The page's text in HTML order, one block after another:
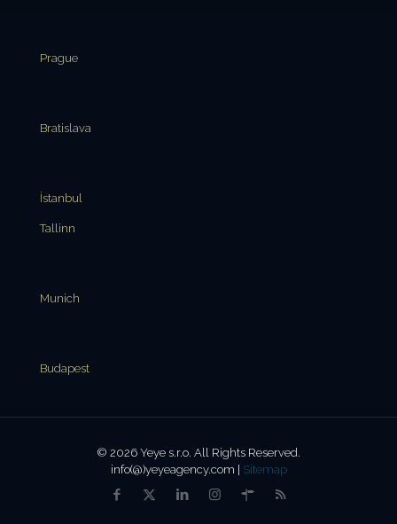
Prague
Bratislava
İstanbul
Tallinn
Munich
Budapest
© 2026 Yeye s.r.o. All Rights Reserved.
info(@)yeyeagency.com | Sitemap